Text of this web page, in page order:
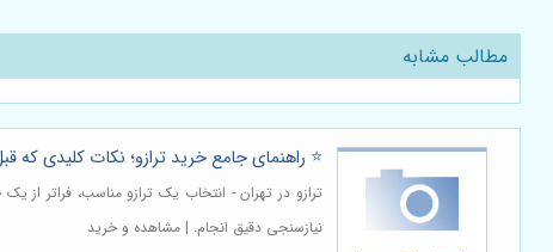
مطالب مشابه
⭐️ راهنمای جامع خرید ترازو؛ نکات کلیدی که
ترازو در تهران - انتخاب یک ترازو مناسب، فراتر از
نیازسنجی دقیق انجام. | مشاهده و خرید